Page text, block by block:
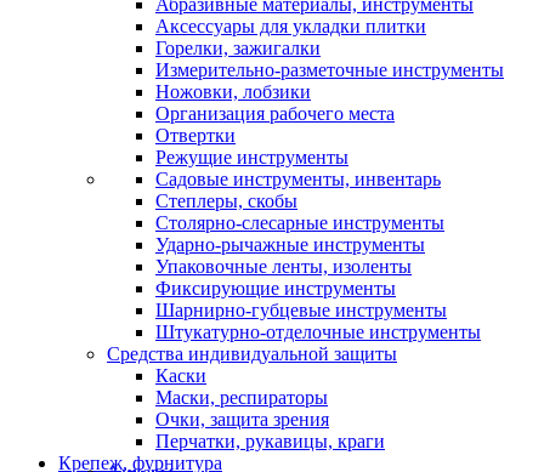
Аксессуары для укладки плитки
Горелки, зажигалки
Измерительно-разметочные инструменты
Ножовки, лобзики
Организация рабочего места
Отвертки
Режущие инструменты
Садовые инструменты, инвентарь
Степлеры, скобы
Столярно-слесарные инструменты
Ударно-рычажные инструменты
Упаковочные ленты, изоленты
Фиксирующие инструменты
Шарнирно-губцевые инструменты
Штукатурно-отделочные инструменты
Средства индивидуальной защиты
Каски
Маски, респираторы
Очки, защита зрения
Перчатки, рукавицы, краги
Крепеж, фурнитура